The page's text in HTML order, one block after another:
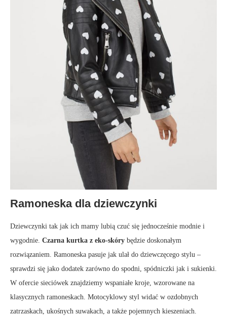
Ramoneska dla dziewczynki
Dziewczynki tak jak ich mamy lubią czuć się jednocześnie modnie i
wygodnie. Czarna kurtka z eko-skóry będzie doskonałym
rozwiązaniem. Ramoneska pasuje jak ulał do dziewczęcego stylu –
sprawdzi się jako dodatek zarówno do spodni, spódniczki jak i sukienki.
W ofercie sieciówek znajdziemy wspaniałe kroje, wzorowane na
klasycznych ramoneskach. Motocyklowy styl widać w ozdobnych
zatrzaskach, ukośnych suwakach, a także pojemnych kieszeniach.